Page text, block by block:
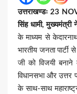
उत्तराखण्डः 23
सिंह धामी, मुख्यमंत्री
के माध्यम से
भारतीय जनता पार्टी
जी को विजयी
विधानसभा और उत्तर
के साथ-साथ